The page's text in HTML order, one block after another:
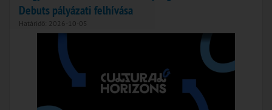
Debuts pályázati felhívása
Határidő: 2026-10-05